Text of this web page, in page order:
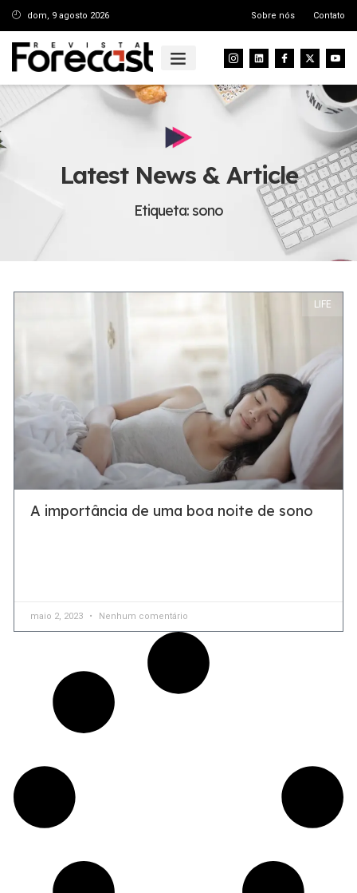
dom, 9 agosto 2026 Sobre nós Contato
Latest News & Article
Etiqueta: sono
LIFE
A importância de uma boa noite de sono
maio 2, 2023 Nenhum comentário